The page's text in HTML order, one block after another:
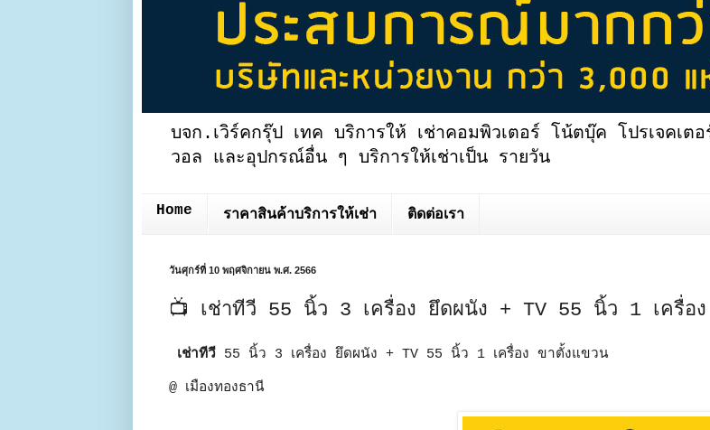
บจก.เวิร์คกรุ๊ป เทค บริการให้ เช่าคอมพิวเตอร์ โน้ตบุ๊ค โปรเจคเ
วอล และอุปกรณ์อื่น ๆ บริการให้เช่าเป็น รายวัน
Home ราคาสินค้าบริการให้เช่า ติดต่อเรา
วันศุกร์ที่ 10 พฤศจิกายน พ.ศ. 2566
📺 เช่าทีวี 55 นิ้ว 3 เครื่อง ยึดผนัง + TV 55 นิ้ว 1 เครื่อ
เช่าทีวี 55 นิ้ว 3 เครื่อง ยึดผนัง + TV 55 นิ้ว 1 เครื่อง ขาตั้งแขวน
@ เมืองทองธานี